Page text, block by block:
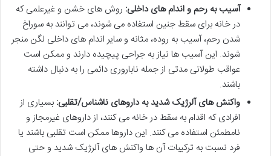
آسیب به رحم و اندام های داخلی: روش های خشن و غیرعلمی که
در خانه برای سقط جنین استفاده می شوند، می توانند به سوراخ
شدن رحم، آسیب به روده، مثانه و سایر اندام های داخلی لگن منجر
شوند. این آسیب ها نیاز به جراحی پیچیده دارند و ممکن است
عواقب طولانی مدتی از جمله ناباروری دائمی را به دنبال داشته
باشند.
واکنش های آلرژیک شدید به داروهای ناشناس/تقلبی: بسیاری از
افرادی که اقدام به سقط در خانه می کنند، از داروهای غیرمجاز و
نامطمئن استفاده می کنند. این داروها ممکن است تقلبی باشند یا
فرد نسبت به ترکیبات آن ها واکنش های آلرژیک شدید و حتی